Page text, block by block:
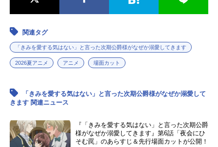
関連タグ
「きみを愛する気はない」と言った次期公爵様がなぜか溺愛してきます
2026夏アニメ アニメ 場面カット
「きみを愛する気はない」と言った次期公爵様がなぜか溺愛して
きます 関連ニュース
『「きみを愛する気はない」と言った次期公爵
様がなぜか溺愛してきます』第6話「夜会にひ
そむ罠」のあらすじ＆先行場面カットが公開！